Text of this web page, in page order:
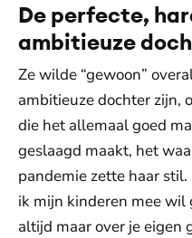
De perfecte,
ambitieuze
Ze wilde “gewoon”
ambitieuze dochter zijn,
die het allemaal goed
geslaagd maakt, het
pandemie zette haar
ik mijn kinderen mee wil
altijd maar over je eigen